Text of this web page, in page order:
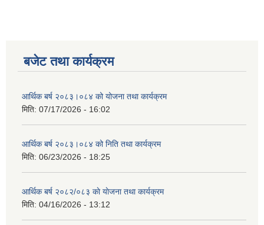
बजेट तथा कार्यक्रम
आर्थिक बर्ष २०८३।०८४ को योजना तथा कार्यक्रम
मिति: 07/17/2026 - 16:02
आर्थिक बर्ष २०८३।०८४ को निति तथा कार्यक्रम
मिति: 06/23/2026 - 18:25
आर्थिक बर्ष २०८२/०८३ काे याेजना तथा कार्यक्रम
मिति: 04/16/2026 - 13:12